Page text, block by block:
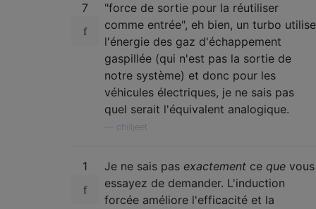
7
"force de sortie pour la réutiliser
comme entrée", eh bien, un turbo utilise
l'énergie des gaz d'échappement
gaspillée (qui n'est pas la sortie de
notre système) et donc pour les
véhicules électriques, je ne sais pas
quel serait l'équivalent analogique.
chilljeet
1 Je ne sais pas exactement ce que vous
essayez de demander. L'induction
forcée améliore l'efficacité et la